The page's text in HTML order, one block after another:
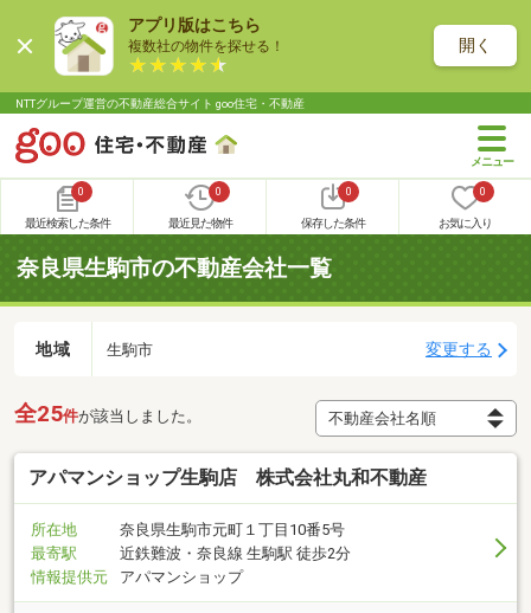
アプリ版はこちら
複数社の物件を探せる！ 開く
NTTグループ運営の不動産総合サイト goo住宅・不動産
0
最近検索した条件
0
最近見た物件
0
保存した条件
0
お気に入り
奈良県生駒市の不動産会社一覧
地域 生駒市 変更する
全25件が該当しました。
アパマンショップ生駒店 株式会社丸和不動産
所在地
奈良県生駒市元町１丁目10番5号
最寄駅
近鉄難波・奈良線 生駒駅 徒歩2分
情報提供元
アパマンショップ